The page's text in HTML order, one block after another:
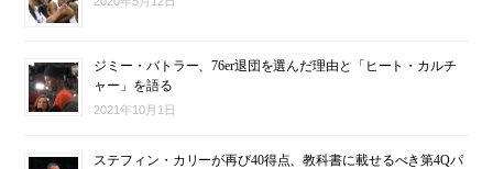
ジミー・バトラー、76er退団を選んだ理由と「ヒート・カルチ
ャー」を語る
2021年10月1日
ステフィン・カリーが再び40得点、教科書に載せるべき第4Qパ